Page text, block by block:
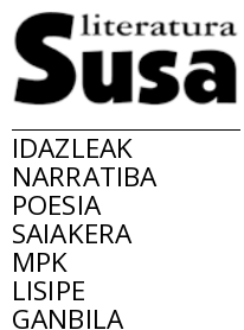
IDAZLEAK
NARRATIBA
POESIA
SAIAKERA
MPK
LISIPE
GANBILA